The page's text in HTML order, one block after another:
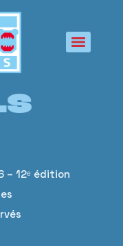
– 12ᵉ édition